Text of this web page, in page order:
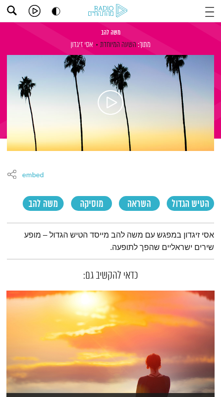
משה להב
מתוך: השעה המיוחדת אסי זיגדון
הטיש הגדול השראה מוסיקה משה להב
embed
תמצית הפודקאסט
אסי זיגדון במפגש עם משה להב מייסד הטיש הגדול – מופע
שירים ישראליים שהפך לתופעה.
כדאי להקשיב גם: